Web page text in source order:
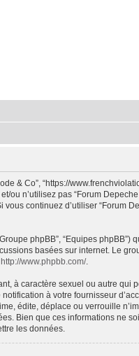
& Co”, “https://
n’utilisez pas “Forum
continuez d’utiliser “Forum
phpBB”, “Equipes
basées sur internet. Le
http://www.phpbb.com/.
à caractère sexuel ou autre qui
à votre fournisseur
édite, déplace ou verrouille
Bien que ces informations ne
les données.